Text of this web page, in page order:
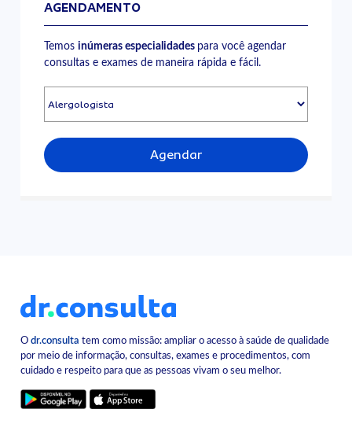
AGENDAMENTO
Temosinúmeras especialidades para você agendar
consultas e exames de maneira rápida e fácil.
Agendar
Odr.consulta tem como missão: ampliar o acesso à saúde de qualidade
por meio de informação, consultas, exames e procedimentos, com
cuidado e respeito para que as pessoas vivam o seu melhor.